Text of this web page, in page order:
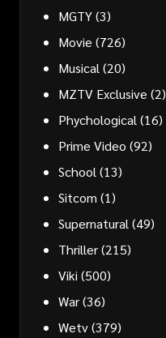
MGTY(3)
Movie (726)
Musical (20)
MZTV Exclusive (2)
Phychological (16)
Prime Video (92)
School (13)
Sitcom (1)
Supernatural (49)
Thriller(215)
Viki (500)
War(36)
Wetv(379)